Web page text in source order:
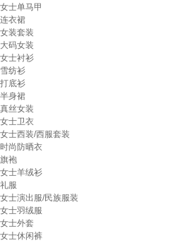
女士单马甲
连衣裙
女装套装
大码女装
女士衬衫
雪纺衫
打底衫
半身裙
真丝女装
女士卫衣
女士西装/西服套装
时尚防晒衣
旗袍
女士羊绒衫
礼服
女士演出服/民族服装
女士羽绒服
女士外套
女士休闲裤